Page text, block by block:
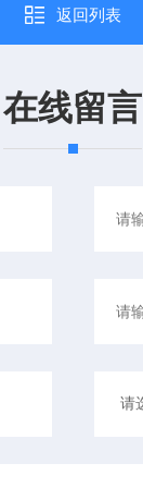
返回列表
在线留言